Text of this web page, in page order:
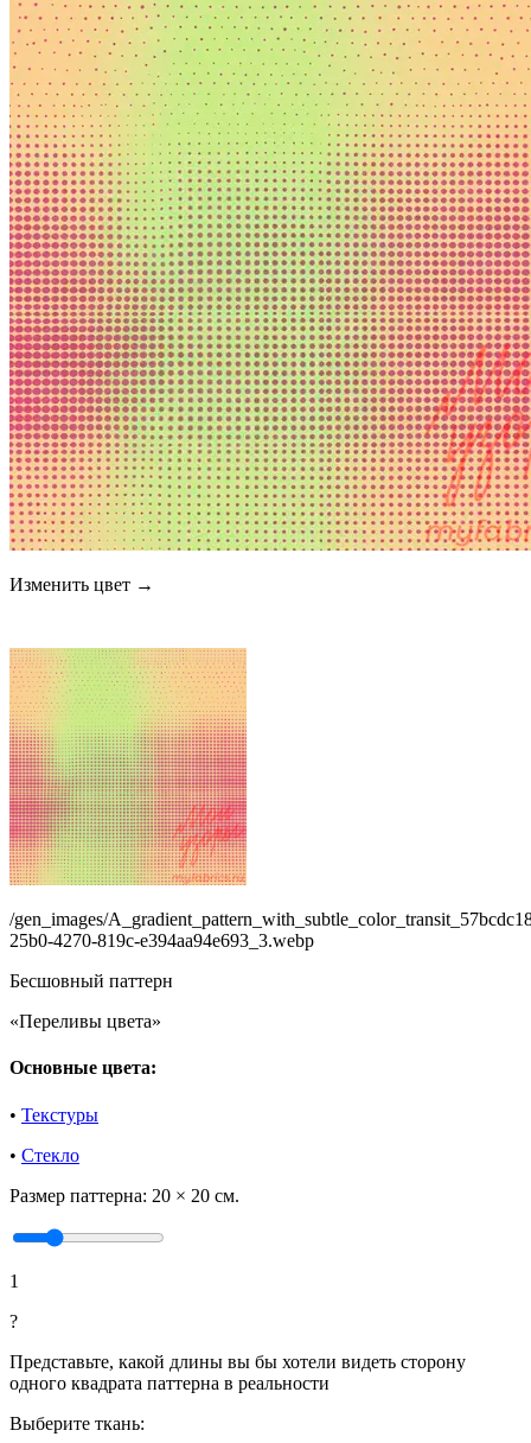
Изменить цвет →
/gen_images/
25b0-4270-819c-e394aa94e693_3.webp
Бесшовный паттерн
«Переливы цвета»
Основные цвета:
• Текстуры
• Стекло
Размер паттерна: 20 × 20 см.
1
?
Представьте, какой длины вы бы хотели видеть сторону
одного квадрата паттерна в реальности
Выберите ткань: